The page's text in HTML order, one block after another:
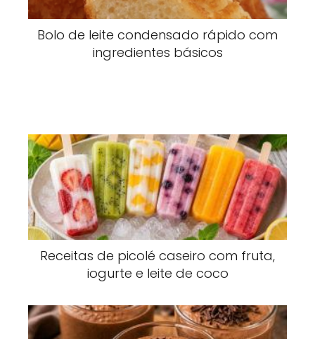
Bolo de leite condensado rápido com
ingredientes básicos
Receitas de picolé caseiro com fruta,
iogurte e leite de coco